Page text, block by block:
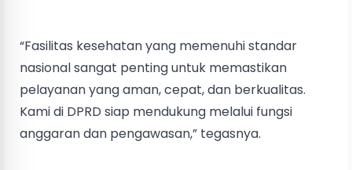
“Fasilitas kesehatan yang memenuhi standar
nasional sangat penting untuk memastikan
pelayanan yang aman, cepat, dan berkualitas.
Kami di DPRD siap mendukung melalui fungsi
anggaran dan pengawasan,” tegasnya.